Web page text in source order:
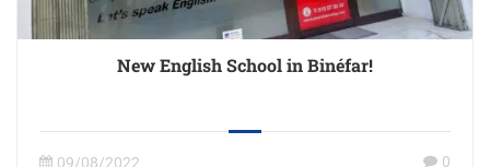
New English School in Binéfar!
09/08/2022 0